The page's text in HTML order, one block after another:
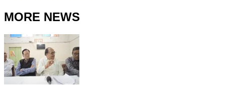
MORE NEWS